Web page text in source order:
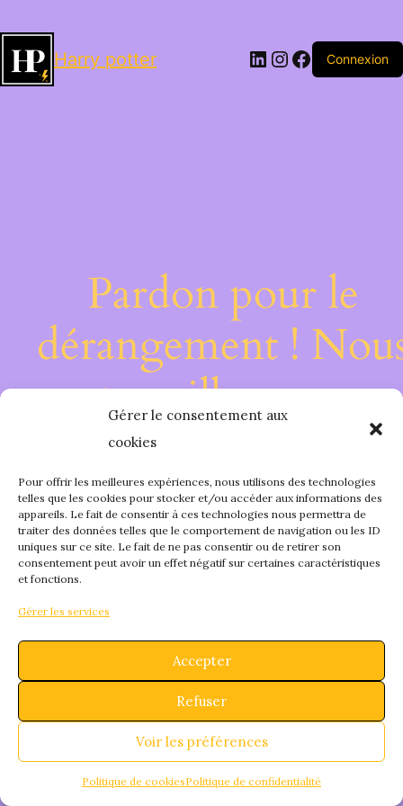
Gérer le consentement aux
cookies
Pour offrir les meilleures expériences, nous utilisons des technologies
telles que les cookies pour stocker et/ou accéder aux informations des
appareils. Le fait de consentir à ces technologies nous permettra de
traiter des données telles que le comportement de navigation ou les ID
uniques sur ce site. Le fait de ne pas consentir ou de retirer son
consentement peut avoir un effet négatif sur certaines caractéristiques
et fonctions.
Gérer les services
Accepter
Refuser
Voir les préférences
Politique de cookiesPolitique de confidentialité
Harry potter LinkedIn
Instagram
Facebook
Connexion
Pardon pour le
dérangement !
travaillons sur
quelque chose de
fantastique –
bientôt !